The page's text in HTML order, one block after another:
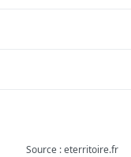
Source : eterritoire.fr